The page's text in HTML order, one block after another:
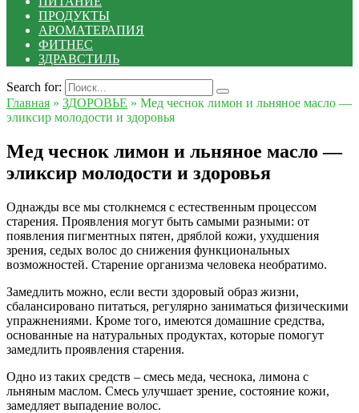
ПРОДУКТЫ
АРОМАТЕРАПИЯ
ФИТНЕС
ЗДРАВСТИЛЬ
Search for:
Главная » ЗДОРОВЬЕ » Мед чеснок лимон и льняное масло —
эликсир молодости и здоровья
Мед чеснок лимон и льняное масло —
эликсир молодости и здоровья
Однажды все мы столкнемся с естественным процессом
старения. Проявления могут быть самыми разными: от
появления пигментных пятен, дряблой кожи, ухудшения
зрения, седых волос до снижения функциональных
возможностей. Старение организма человека необратимо.
Замедлить можно, если вести здоровый образ жизни,
сбалансировано питаться, регулярно заниматься физическими
упражнениями. Кроме того, имеются домашние средства,
основанные на натуральных продуктах, которые помогут
замедлить проявления старения.
Одно из таких средств – смесь меда, чеснока, лимона с
льняным маслом. Смесь улучшает зрение, состояние кожи,
замедляет выпадение волос.